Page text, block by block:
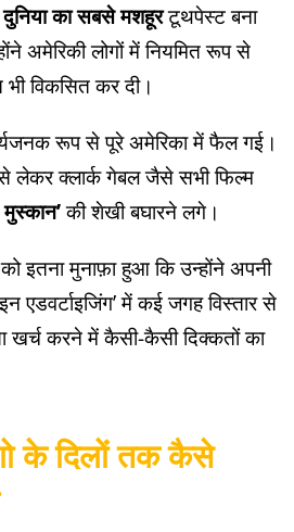
दुनिया का सबसे मशहूरटूथपेस्ट बना
अमेरिकी लोगों में नियमित रूप से
विकसित कर दी।
रूप से पूरे अमेरिका में फैल गई।
लेकर क्लार्क गेबल जैसे सभी फिल्म
की शेखी बघारने लगे।
इतना मुनाफ़ा हुआ कि उन्होंने अपनी
एडवर्टाइजिंग’ में कई जगह विस्तार से
खर्च करने में कैसी-कैसी दिक्कतों का
के दिलों तक कैसे